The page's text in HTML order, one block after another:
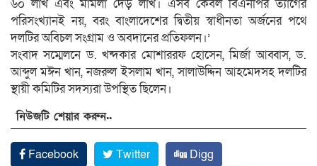
৬০ লাখ এবং মামলা দেড় লাখ। এসব কেবল বিএনপির ত্যাগের
পরিসংখ্যানই নয়, বরং বাংলাদেশের দ্বিতীয় স্বাধীনতা অর্জনের পথে
দলটির অবিচল সংগ্রাম ও অবদানের প্রতিফলন।’
সংবাদ সম্মেলনে ড. খন্দকার মোশাররফ হোসেন, মির্জা আব্বাস, ড.
আব্দুল মঈন খান, নজরুল ইসলাম খান, সালাউদ্দিন আহমেদসহ দলটির
স্থায়ী কমিটির সদস্যরা উপস্থিত ছিলেন।
নিউজটি শেয়ার করুন..
Facebook Twitter
Digg